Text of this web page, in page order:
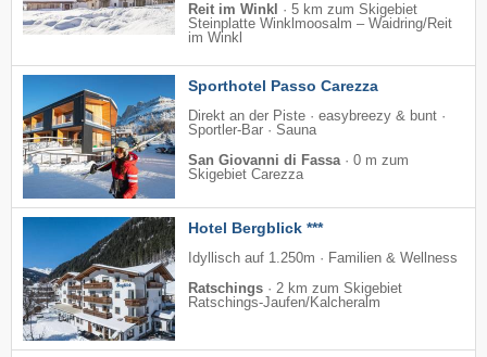
Reit im Winkl
· 5 km zum Skigebiet
Steinplatte Winklmoosalm – Waidring/​Reit
im Winkl
Sporthotel Passo Carezza
Direkt an der Piste · easybreezy & bunt ·
Sportler-Bar · Sauna
San Giovanni di Fassa · 0 m zum
Skigebiet Carezza
Hotel Bergblick ***
Idyllisch auf 1.250m · Familien & Wellness
Ratschings · 2 km zum Skigebiet
Ratschings-Jaufen/​Kalcheralm